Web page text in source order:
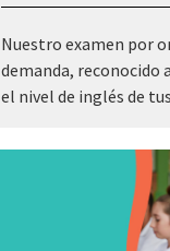
Nuestro examen por
demanda, reconocido
el nivel de inglés de